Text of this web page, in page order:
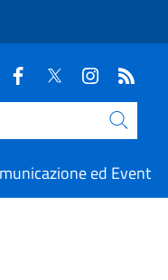
ed Eventi